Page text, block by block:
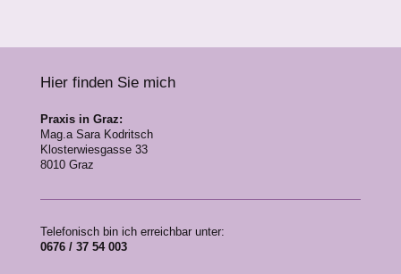
Hier finden Sie mich
Praxis in Graz:
Mag.a Sara Kodritsch
Klosterwiesgasse 33
8010 Graz
Telefonisch bin ich erreichbar unter:
0676 / 37 54 003